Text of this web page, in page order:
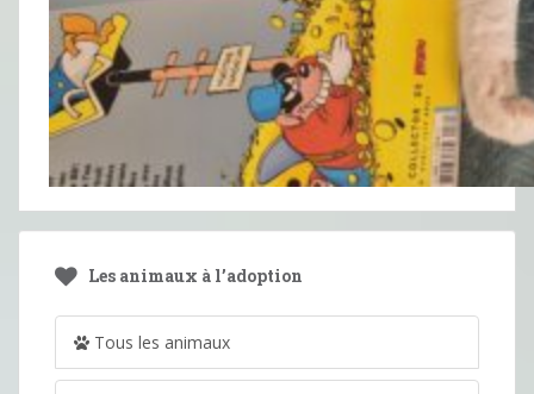
Les animaux à l’adoption
Tous les animaux